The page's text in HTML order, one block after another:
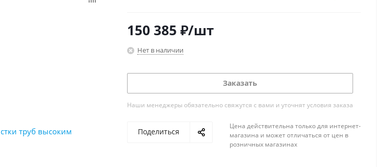
150 385 ₽/шт
Нет в наличии
Заказать
Наши менеджеры обязательно свяжутся с вами и уточнят условия заказа
Поделиться
Цена действительна только для интернет-
магазина и может отличаться от цен в
розничных магазинах